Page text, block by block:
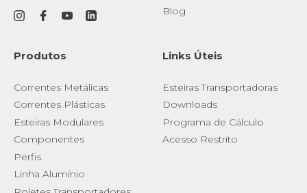
Blog
Produtos
Correntes Metálicas
Correntes Plásticas
Esteiras Modulares
Componentes
Perfis
Linha Alumínio
Links Úteis
Esteiras Transportadoras
Downloads
Programa de Cálculo
Acesso Restrito